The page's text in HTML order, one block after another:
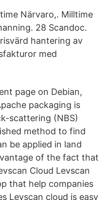
Närvaro,. Milltime
28 Scandoc.
hantering av
med
page on Debian,
packaging is
scattering (NBS)
method to find
be applied in land
of the fact that
Cloud Levscan
that help companies
Levscan cloud is easy